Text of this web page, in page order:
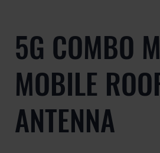
5G COMBO
MOBILE
ANTENNA